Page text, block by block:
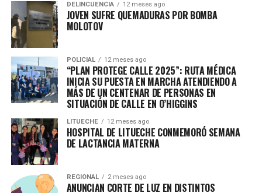
DELINCUENCIA 12 meses ago
JOVEN SUFRE QUEMADURAS POR BOMBA
MOLOTOV
POLICIAL 12 meses ago
“PLAN PROTEGE CALLE 2025”: RUTA MÉDICA
INICIA SU PUESTA EN MARCHA ATENDIENDO A
MÁS DE UN CENTENAR DE PERSONAS EN
SITUACIÓN DE CALLE EN O’HIGGINS
LITUECHE 12 meses ago
HOSPITAL DE LITUECHE CONMEMORÓ SEMANA
DE LACTANCIA MATERNA
REGIONAL 2 meses ago
ANUNCIAN CORTE DE LUZ EN DISTINTOS